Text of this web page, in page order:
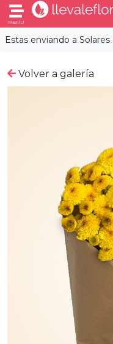
Estas enviando a Solares
MENÚ
Volver a galería